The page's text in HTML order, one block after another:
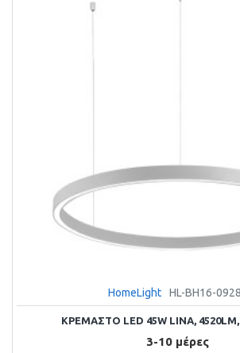
HomeLight HL-BH16-
ΚΡΕΜΑΣΤΌ LED 45W LINA, 4520LM,
3-10 μέρες